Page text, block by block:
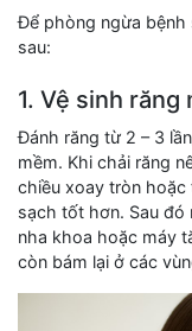
Để phòng ngừa bệnh
sau:
1. Vệ sinh răng
Đánh răng từ 2 – 3
mềm. Khi chải răng
chiều xoay tròn
sạch tốt hơn. Sau
nha khoa hoặc máy
còn bám lại ở các